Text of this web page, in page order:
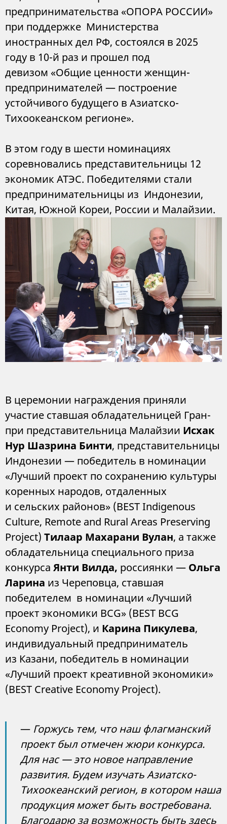
предпринимательства «ОПОРА РОССИИ»
при поддержке Министерства
иностранных дел РФ, состоялся в 2025
году в 10-й раз и прошел под
девизом «Общие ценности женщин-
предпринимателей — построение
устойчивого будущего в Азиатско-
Тихоокеанском регионе».
В этом году в шести номинациях
соревновались представительницы 12
экономик АТЭС. Победителями стали
предпринимательницы из Индонезии,
Китая, Южной Кореи, России и Малайзии.
В церемонии награждения приняли
участие ставшая обладательницей Гран-
при представительница Малайзии Исхак
Нур Шазрина Бинти, представительницы
Индонезии — победитель в номинации
«Лучший проект по сохранению культуры
коренных народов, отдаленных
и сельских районов» (BEST Indigenous
Culture, Remote and Rural Areas Preserving
Project) Тилаар Махарани Вулан, а также
обладательница специального приза
конкурса Янти Вилда, россиянки — Ольга
Ларина из Череповца, ставшая
победителем в номинации «Лучший
проект экономики BCG» (BEST BCG
Economy Project), и Карина Пикулева,
индивидуальный предприниматель
из Казани, победитель в номинации
«Лучший проект креативной экономики»
(BEST Creative Economy Project).
— Горжусь тем, что наш флагманский
проект был отмечен жюри конкурса.
Для нас — это новое направление
развития. Будем изучать Азиатско-
Тихоокеанский регион, в котором наша
продукция может быть востребована.
Благодарю за возможность быть здесь